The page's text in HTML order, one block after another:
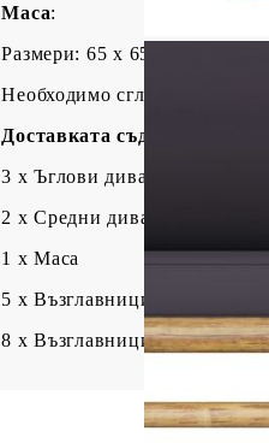
Маса:
Размери: 65 x 65 x 30 см (Ш
Необходимо сглобяване: Да
Доставката съдържа:
3 х Ъглови дивана
2 х Средни дивана
1 х Маса
5 x Възглавници за сядане
8 x Възглавници за облягане